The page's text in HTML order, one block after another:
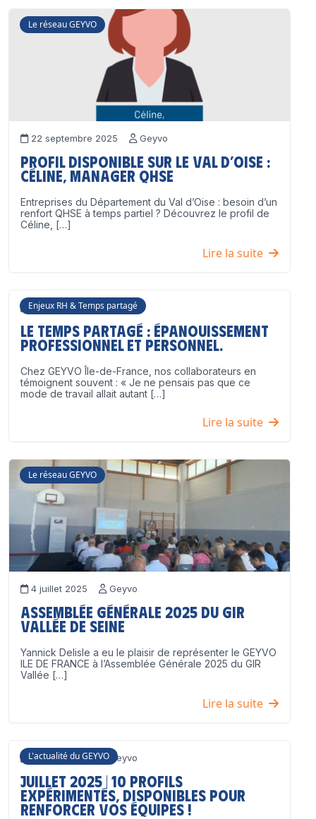
Le réseau GEYVO
22 septembre 2025 Geyvo
Profil disponible sur le Val d’Oise :
Céline, Manager QHSE
Entreprises du Département du Val d’Oise : besoin d’un
renfort QHSE à temps partiel ? Découvrez le profil de
Céline, […]
Lire la suite
Enjeux RH & Temps partagé
17 juillet 2025 Geyvo
Le temps partagé : épanouissement
professionnel ET personnel.
Chez GEYVO Île-de-France, nos collaborateurs en
témoignent souvent : « Je ne pensais pas que ce
mode de travail allait autant […]
Lire la suite
Le réseau GEYVO
4 juillet 2025 Geyvo
Assemblée Générale 2025 du GIR
Vallée de Seine
Yannick Delisle a eu le plaisir de représenter le GEYVO
ILE DE FRANCE à l’Assemblée Générale 2025 du GIR
Vallée […]
Lire la suite
L'actualité du GEYVO
3 juillet 2025 Geyvo
Juillet 2025 | 10 profils
expérimentés, disponibles pour
renforcer vos équipes !